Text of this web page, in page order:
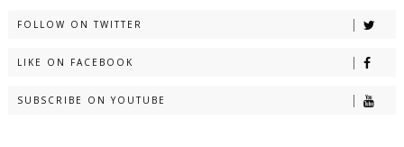
FOLLOW ON TWITTER
LIKE ON FACEBOOK
SUBSCRIBE ON YOUTUBE